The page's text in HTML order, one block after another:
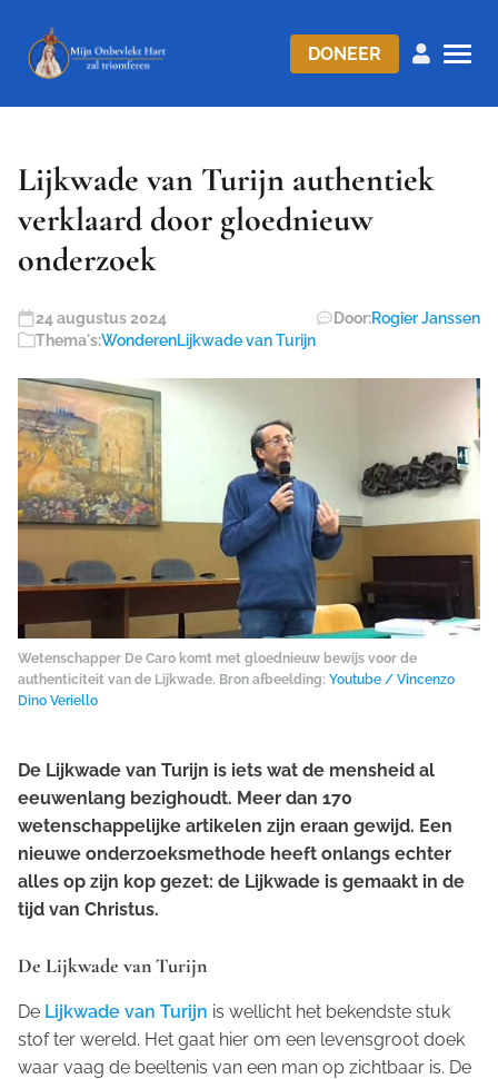
DONEER
Lijkwade van Turijn authentiek
verklaard door gloednieuw
onderzoek
24 augustus 2024 Door:Rogier Janssen
Thema's:WonderenLijkwade van Turijn
Wetenschapper De Caro komt met gloednieuw bewijs voor de
authenticiteit van de Lijkwade. Bron afbeelding: Youtube / Vincenzo
Dino Veriello
De Lijkwade van Turijn is iets wat de mensheid al
eeuwenlang bezighoudt. Meer dan 170
wetenschappelijke artikelen zijn eraan gewijd. Een
nieuwe onderzoeksmethode heeft onlangs echter
alles op zijn kop gezet: de Lijkwade is gemaakt in de
tijd van Christus.
De Lijkwade van Turijn
De Lijkwade van Turijn is wellicht het bekendste stuk
stof ter wereld. Het gaat hier om een levensgroot doek
waar vaag de beeltenis van een man op zichtbaar is. De